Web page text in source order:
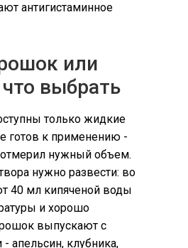
антигистаминное
или
выбрать
только жидкие
готов к применению -
нужный объем.
нужно развести: во
40 мл кипяченой воды
и хорошо
выпускают с
апельсин, клубника,